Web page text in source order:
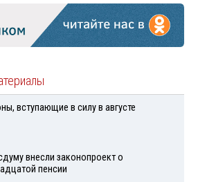
вступающие в силу в августе
внесли законопроект о
пенсии